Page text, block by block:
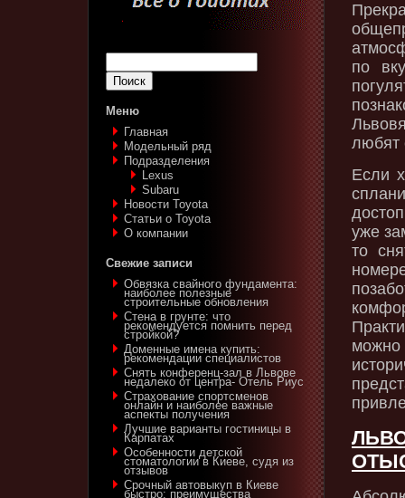
Меню
Главная
Модельный ряд
Подразделения
Lexus‎
Subaru‎
Новости Toyota
Статьи о Toyota
О компании
Свежие записи
Обвязка свайного фундамента:
наиболее полезные
строительные обновления
Стена в грунте: что
рекомендуется помнить перед
стройкой?
Доменные имена купить:
рекомендации специалистов
Снять конференц-зал в Львове
недалеко от центра- Отель Риус
Страхование спортсменов
онлайн и наиболее важные
аспекты получения
Лучшие варианты гостиницы в
Карпатах
Особенности детской
стоматологии в Киеве, судя из
отзывов
Срочный автовыкуп в Киеве
быстро: преимущества
по
любят
Если
уже
то